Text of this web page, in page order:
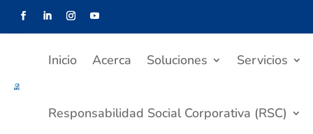
Inicio Acerca Soluciones Servicios
Responsabilidad Social Corporativa (RSC)